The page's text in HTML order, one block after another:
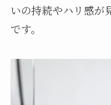
いの持続やハリ感が
です。